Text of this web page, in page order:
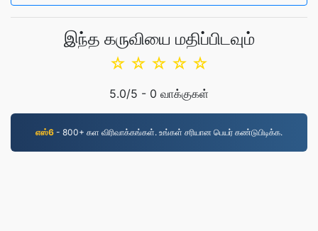
இந்த கருவியை மதிப்பிடவும்
☆
☆
☆
☆
☆
5.0/5 - 0 வாக்குகள்
எஸ்6 - 800+ கள விரிவாக்கங்கள். உங்கள் சரியான பெயர் கண்டுபிடிக்க.